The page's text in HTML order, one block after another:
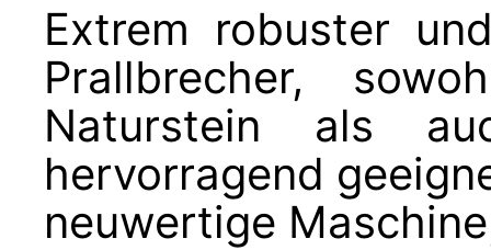
Extrem robuster
Prallbrecher,
Naturstein als
hervorragend
neuwertige